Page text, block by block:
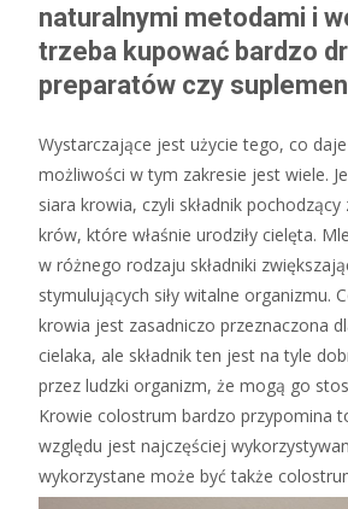
naturalnymi metodami i
trzeba kupować bardzo
preparatów czy
Wystarczające jest użycie tego, co
możliwości w tym zakresie jest wiele.
siara krowia, czyli składnik
krów, które właśnie urodziły cielęta.
w różnego rodzaju składniki
stymulujących siły witalne organizmu.
krowia jest zasadniczo przeznaczona
cielaka, ale składnik ten jest na tyle
przez ludzki organizm, że mogą go
Krowie colostrum bardzo przypomina
względu jest najczęściej
wykorzystane może być także